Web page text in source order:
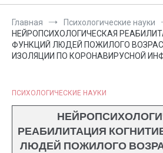
Главная
Психологические науки
НЕЙРОПСИХОЛОГИЧЕСКАЯ
ФУНКЦИЙ ЛЮДЕЙ ПОЖИЛОГО
ИЗОЛЯЦИИ ПО КОРОНАВИРУСНОЙ
ПСИХОЛОГИЧЕСКИЕ НАУКИ
РЕАБИЛИТАЦИЯ
ЛЮДЕЙ ПОЖИЛОГО